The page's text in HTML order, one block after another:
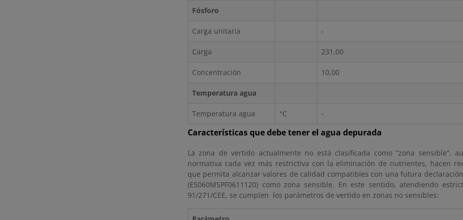
Fósforo
Carga unitaria -
Carga 231,00
Concentración 10,00
Temperatura agua
Temperatura agua °C -
Características que debe tener el agua depurada
La zona de vertido actualmente no está clasificada como “zona sensible”,
normativa cada vez más restrictiva con la eliminación de nutrientes, hacen
que permita alcanzar valores de calidad compatibles con una futura
(ES060MSPF0611120) como zona sensible. En este sentido, atendiendo
91/271/CEE, se cumplen los parámetros de vertido en zonas no sensibles: